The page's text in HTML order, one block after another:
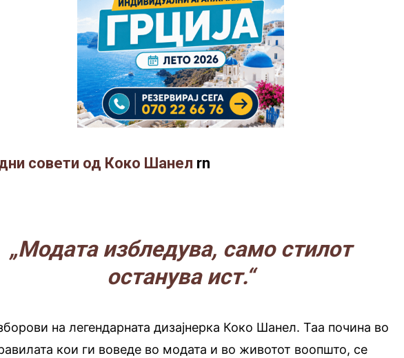
совети од Коко Шанел rn
„Модата избледува, само стилот
останува ист.“
на легендарната дизајнерка Коко Шанел. Таа почина во
кои ги воведе во модата и во животот воопшто, се